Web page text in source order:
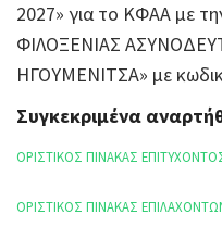
2027» για το ΚΦΑΑ με
ΦΙΛΟΞΕΝΙΑΣ
ΗΓΟΥΜΕΝΙΤΣΑ» με
Συγκεκριμένα
ΟΡΙΣΤΙΚΟΣ ΠΙΝΑΚΑΣ
ΟΡΙΣΤΙΚΟΣ ΠΙΝΑΚΑΣ